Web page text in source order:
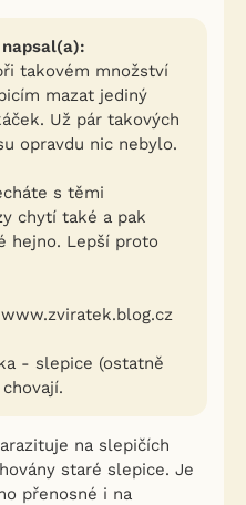
takovém množství
mazat jediný
Už pár takových
opravdu nic nebylo.
s těmi
chytí také a pak
hejno. Lepší proto
- slepice (ostatně
na slepičích
staré slepice. Je
přenosné i na